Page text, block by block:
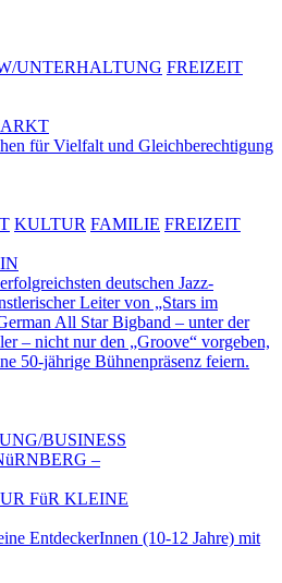
UNTERHALTUNG FREIZEIT
für Vielfalt und Gleichberechtigung
KULTUR FAMILIE FREIZEIT
deutschen Jazz-
Leiter von „Stars im
All Star Bigband – unter der
– nicht nur den „Groove“ vorgeben,
50-jährige Bühnenpräsenz feiern.
BUSINESS
–
FüR KLEINE
EntdeckerInnen (10-12 Jahre) mit